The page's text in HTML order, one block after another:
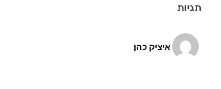
תגיות
איציק כהן